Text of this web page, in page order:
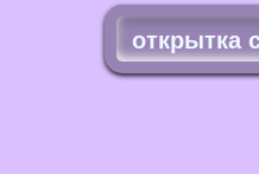
открытка